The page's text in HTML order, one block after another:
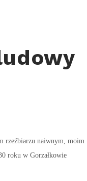
rzeźbiarzu naiwnym, moim
roku w Gorzałkowie